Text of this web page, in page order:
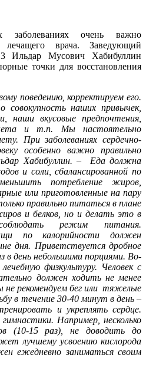
заболеваниях очень важно
лечащего врача. Заведующий
3 Ильдар Мусович Хабибуллин
точки для восстановления
поведению, корректируем его.
наших привычек,
наши вкусовые предпочтения,
и т.п. Мы настоятельно
При заболеваниях сердечно-
особенно важно правильно
Хабибуллин.–
Еда должна
и соли, сбалансированной по
потребление жиров,
или приготовленные на пару
правильно питаться в плане
и белков, но и делать это в
режим питания.
по калорийности должен
дня. Приветствуется дробное
в день небольшими порциями. Во-
физкультуру. Человек с
должен ходить не менее
рекомендуем бег или тяжелые
в течение 30-40 минут в день –
и укреплять сердце.
Например, несколько
(10-15 раз), не доводить до
лучшему усвоению кислорода
ежедневно заниматься своим